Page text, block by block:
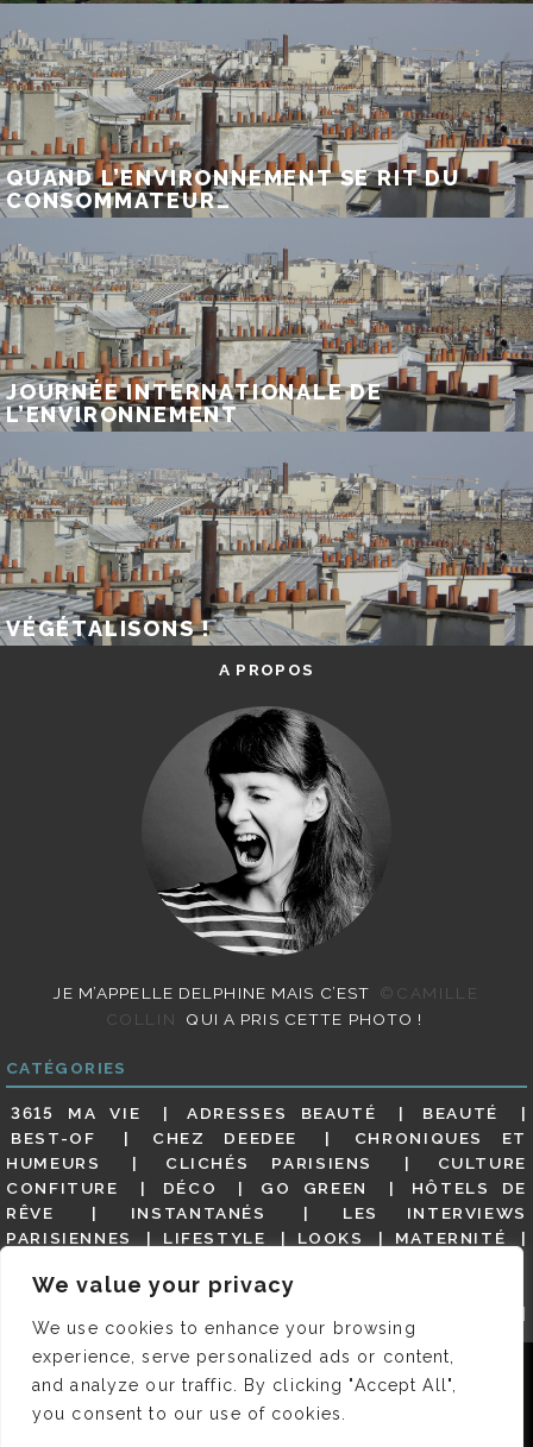
We value your privacy
We use cookies to enhance your browsing
experience, serve personalized ads or content,
and analyze our traffic. By clicking "Accept All",
you consent to our use of cookies.
QUAND L’ENVIRONNEMENT SE RIT DU
CONSOMMATEUR…
JOURNÉE INTERNATIONALE DE
L’ENVIRONNEMENT
VÉGÉTALISONS !
A PROPOS
JE M’APPELLE DELPHINE MAIS C’EST
©CAMILLE
COLLIN
QUI A PRIS CETTE PHOTO !
CATÉGORIES
3615 MA VIE ADRESSES BEAUTÉ
BEAUTÉ
BEST-OF
CHEZ DEEDEE
CHRONIQUES ET
HUMEURS
CLICHÉS PARISIENS
CULTURE
CONFITURE
DÉCO GO GREEN
HÔTELS DE
RÊVE
INSTANTANÉS
LES INTERVIEWS
PARISIENNES
LIFESTYLE LOOKS
MATERNITÉ
(BUT GOODIES)
PAR ICI LE MAGOT !
REVUE DE PRESSE DÉTAILLÉE, SIOU PLAIT
DE THÉ
SHOPPING VIDÉOS
VITE ! UN RESTO
VOYAGES VOYAGES
Nous utilisons des cookies pour vous garantir la meilleure
expérience sur notre site. Si vous continuez à utiliser ce
dernier, nous considérerons que vous acceptez l'utilisation des